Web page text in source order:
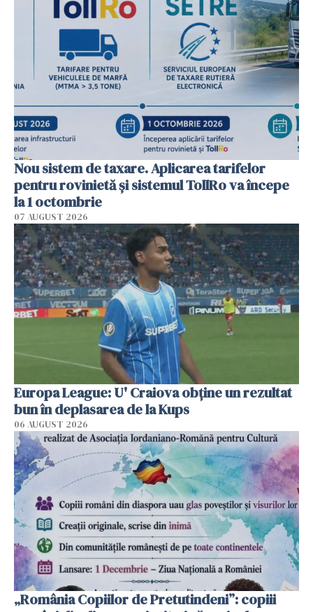
Nou sistem de taxare. Aplicarea tarifelor
pentru rovinietă şi sistemul TollRo va începe
la 1 octombrie
07 AUGUST 2026
Europa League: U' Craiova obține un rezultat
bun în deplasarea de la Kups
06 AUGUST 2026
„România Copiilor de Pretutindeni”: copiii